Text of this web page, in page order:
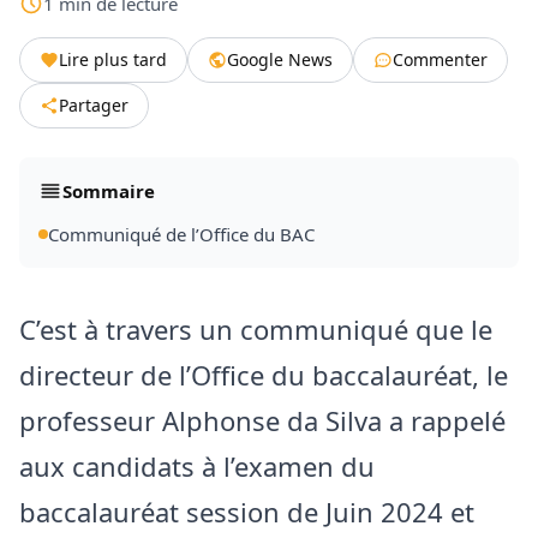
Lire plus tard Google News
Commenter
Partager
Sommaire
Communiqué de l’Office du BAC
C’est à travers un communiqué que le
directeur de l’Office du baccalauréat, le
professeur Alphonse da Silva a rappelé
aux candidats à l’examen du
baccalauréat session de Juin 2024 et